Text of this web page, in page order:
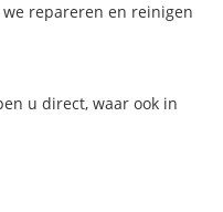
repareren en reinigen
u direct, waar ook in